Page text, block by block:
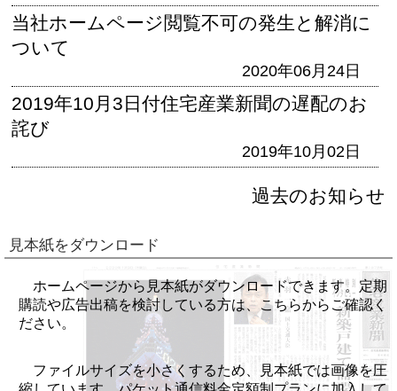
当社ホームページ閲覧不可の発生と解消に
ついて
2020年06月24日
2019年10月3日付住宅産業新聞の遅配のお
詫び
2019年10月02日
過去のお知らせ
見本紙をダウンロード
ホームページから見本紙がダウンロードできます。定期
購読や広告出稿を検討している方は、こちらからご確認く
ださい。
ファイルサイズを小さくするため、見本紙では画像を圧